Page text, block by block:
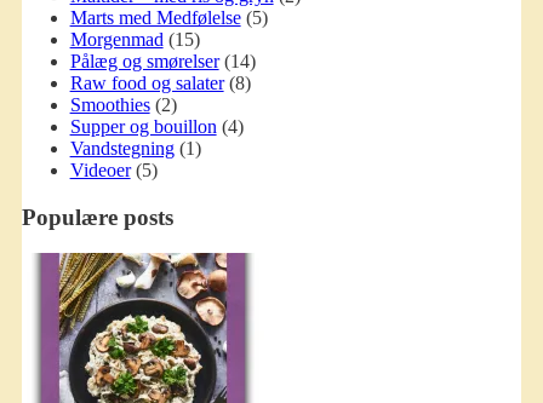
Marts med Medfølelse(5)
Morgenmad (15)
Pålæg og smørelser(14)
Raw food og salater(8)
Smoothies(2)
Supper og bouillon (4)
Vandstegning(1)
Videoer(5)
Populære posts